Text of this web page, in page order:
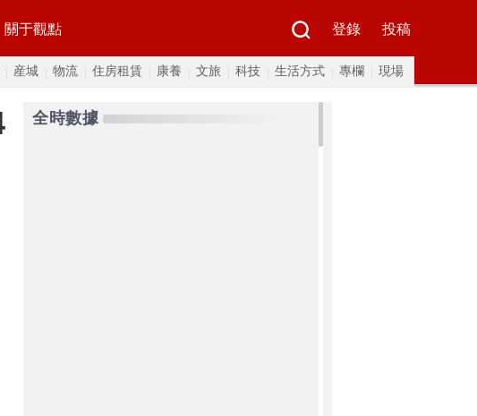
關于觀點 登錄 投稿
産城 物流 住房租賃 康養 文旅 科技 生活方式 專欄 現場
全時數據